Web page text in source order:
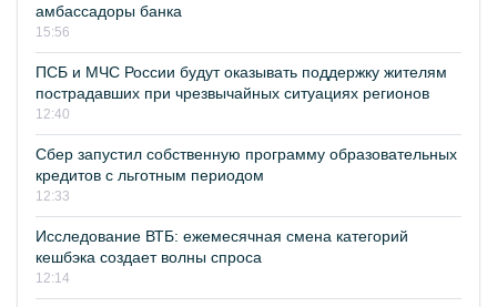
амбассадоры банка
15:56
ПСБ и МЧС России будут оказывать поддержку жителям
пострадавших при чрезвычайных ситуациях регионов
12:40
Сбер запустил собственную программу образовательных
кредитов с льготным периодом
12:33
Исследование ВТБ: ежемесячная смена категорий
кешбэка создает волны спроса
12:14